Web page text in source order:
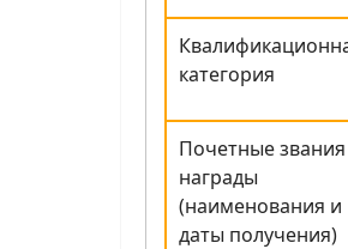
категория
Почетные
награды
(наименования и
даты получения)